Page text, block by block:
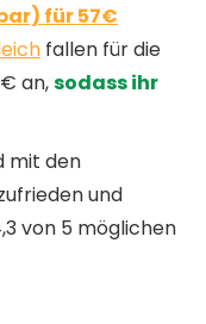
für 57€
fallen für die
an,sodass ihr
mit den
und
von 5 möglichen